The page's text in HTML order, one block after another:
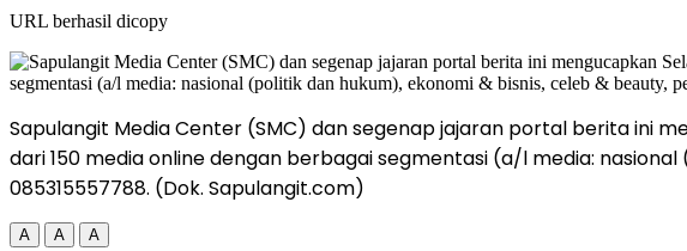
URL berhasil dicopy
Sapulangit Media Center (SMC) dan segenap jajaran portal berita ini
dari 150 media online dengan berbagai segmentasi (a/l media:
085315557788. (Dok. Sapulangit.com)
A A A